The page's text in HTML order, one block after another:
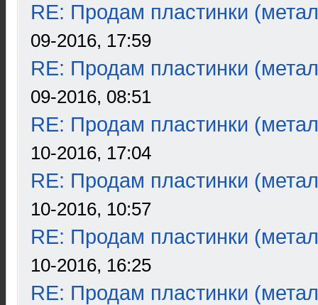
RE: Продам пластинки
09-2016, 17:59
RE: Продам пластинки
09-2016, 08:51
RE: Продам пластинки
10-2016, 17:04
RE: Продам пластинки
10-2016, 10:57
RE: Продам пластинки
10-2016, 16:25
RE: Продам пластинки